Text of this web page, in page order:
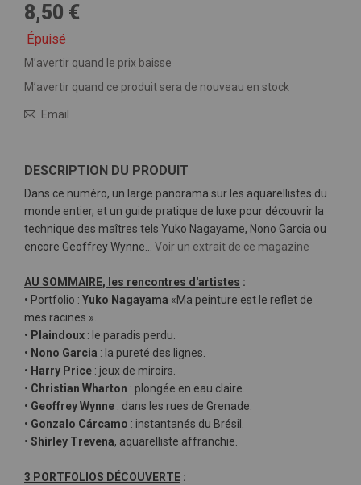
8,50 €
Épuisé
M’avertir quand le prix baisse
M’avertir quand ce produit sera de nouveau en stock
Email
DESCRIPTION DU PRODUIT
Dans ce numéro, un large panorama sur les aquarellistes du
monde entier, et un guide pratique de luxe pour découvrir la
technique des maîtres tels Yuko Nagayame, Nono Garcia ou
encore Geoffrey Wynne… Voir un extrait de ce magazine
AU SOMMAIRE, les rencontres d'artistes :
• Portfolio : Yuko Nagayama «Ma peinture est le reflet de
mes racines ».
• Plaindoux : le paradis perdu.
• Nono Garcia : la pureté des lignes.
• Harry Price : jeux de miroirs.
• Christian Wharton : plongée en eau claire.
• Geoffrey Wynne : dans les rues de Grenade.
• Gonzalo Cárcamo : instantanés du Brésil.
• Shirley Trevena, aquarelliste affranchie.
3 PORTFOLIOS DÉCOUVERTE :